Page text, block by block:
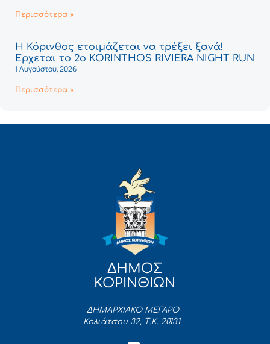
Περισσότερα »
Η Κόρινθος ετοιμάζεται να τρέξει ξανά!
Έρχεται το 2ο KORINTHOS RIVIERA NIGHT RUN
1 Αυγούστου, 2026
Περισσότερα »
ΔΗΜΟΣ
ΚΟΡΙΝΘΙΩΝ
ΔΗΜΑΡΧΙΑΚΟ ΜΕΓΑΡΟ
Κολιάτσου 32, Τ.Κ. 20131